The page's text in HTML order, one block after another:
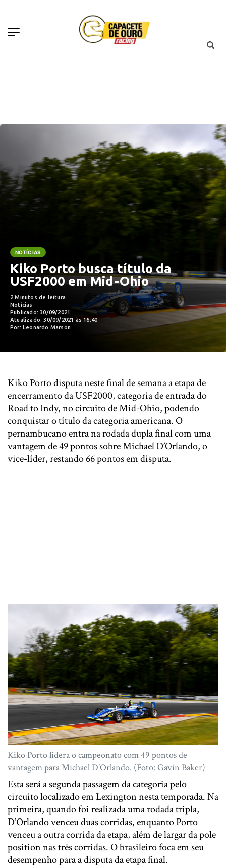
NOTÍCIAS
Kiko Porto busca título da
USF2000 em Mid-Ohio
2 Minutos de leitura
Notícias
Publicado: 30/09/2021
Atualizado: 30/09/2021 às 16:40
Por: Leonardo Marson
Kiko Porto disputa neste final de semana a etapa de
encerramento da USF2000, categoria de entrada do
Road to Indy, no circuito de Mid-Ohio, podendo
conquistar o título da categoria americana. O
pernambucano entra na rodada dupla final com uma
vantagem de 49 pontos sobre Michael D’Orlando, o
vice-líder, restando 66 pontos em disputa.
Kiko Porto lidera o campeonato com 49 pontos de
vantagem para Michael D’Orlando. (Foto: Gavin Baker)
Esta será a segunda passagem da categoria pelo
circuito localizado em Lexington nesta temporada. Na
primeira, quando foi realizada uma rodada tripla,
D’Orlando venceu duas corridas, enquanto Porto
venceu a outra corrida da etapa, além de largar da pole
position nas três corridas. O brasileiro foca em seu
desempenho para a disputa da etapa final.